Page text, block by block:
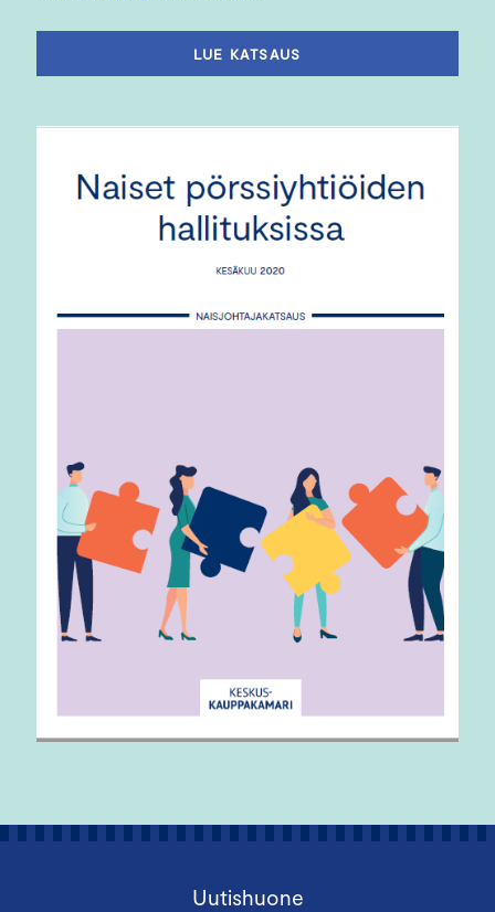
LUE KATSAUS
Uutishuone